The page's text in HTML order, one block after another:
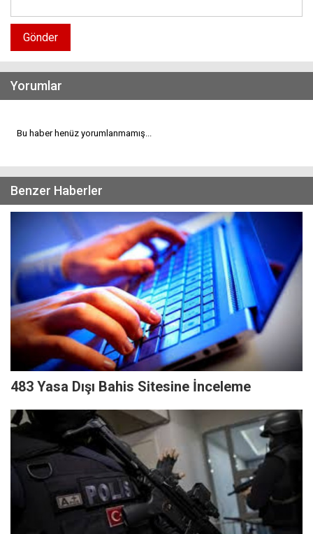
Gönder
Yorumlar
Bu haber henüz yorumlanmamış...
Benzer Haberler
483 Yasa Dışı Bahis Sitesine İnceleme